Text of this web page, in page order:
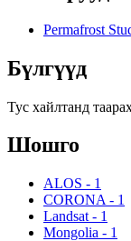
Permafrost
Бүлгүүд
Тус хайлтанд
Шошго
ALOS - 1
CORONA - 1
Landsat - 1
Mongolia - 1